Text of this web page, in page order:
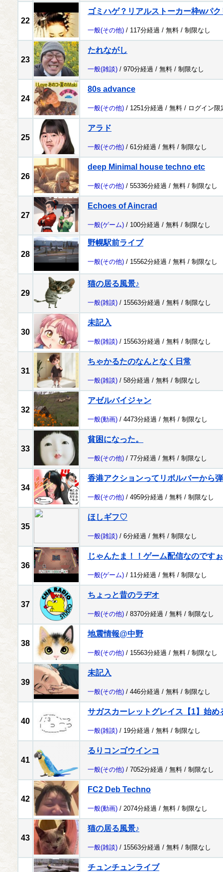
22
ゴミハゲ？リアルストーカー枠wパ
一般(その他) / 117分経過 / 無料 / 制限なし
23
たれながし
一般(雑談) / 970分経過 / 無料 / 制限なし
24
80s advance
一般(その他) / 1251分経過 / 無料 / ログイン限
25
アラド
一般(その他) / 61分経過 / 無料 / 制限なし
26
deep Minimal house techno etc
一般(その他) / 55336分経過 / 無料 / 制限なし
27
Echoes of Aincrad
一般(ゲーム) / 100分経過 / 無料 / 制限なし
28
野幌駅前ライブ
一般(その他) / 15562分経過 / 無料 / 制限なし
29
猫の居る風景♪
一般(雑談) / 15563分経過 / 無料 / 制限なし
30
未記入
一般(雑談) / 15563分経過 / 無料 / 制限なし
31
ちゃかるたのなんとなく日常
一般(雑談) / 58分経過 / 無料 / 制限なし
32
アゼルバイジャン
一般(動画) / 4473分経過 / 無料 / 制限なし
33
貧困になった。
一般(その他) / 77分経過 / 無料 / 制限なし
34
香港アクションってリボルバーから
一般(その他) / 4959分経過 / 無料 / 制限なし
35
ほしギフ♡
一般(雑談) / 6分経過 / 無料 / 制限なし
36
じゃんたま！！ゲーム配信なのです
一般(ゲーム) / 11分経過 / 無料 / 制限なし
37
ちょっと昔のラヂオ
一般(その他) / 8370分経過 / 無料 / 制限なし
38
地震情報@中野
一般(その他) / 15563分経過 / 無料 / 制限なし
39
未記入
一般(その他) / 446分経過 / 無料 / 制限なし
40
サガスカーレットグレイス【1】始め
一般(雑談) / 19分経過 / 無料 / 制限なし
41
るりコンゴウインコ
一般(その他) / 7052分経過 / 無料 / 制限なし
42
FC2 Deb Techno
一般(動画) / 2074分経過 / 無料 / 制限なし
43
猫の居る風景♪
一般(雑談) / 15563分経過 / 無料 / 制限なし
チュンチュンライブ